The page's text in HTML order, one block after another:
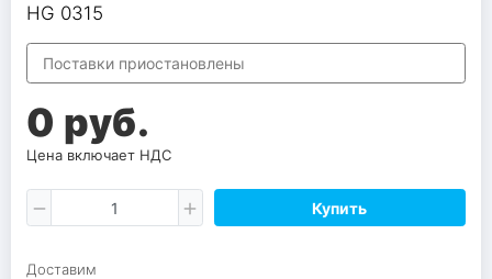
HG 0315
Поставки приостановлены
0 руб.
Цена включает НДС
Купить
Доставим